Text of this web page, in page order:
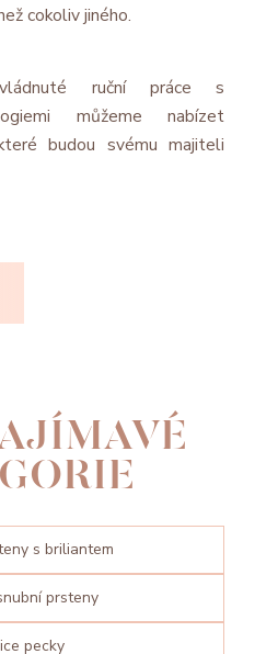
cokoliv jiného.
ruční práce s
můžeme nabízet
budou svému majiteli
s briliantem
prsteny
pecky